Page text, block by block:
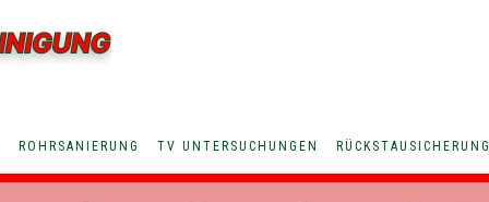
ROHRSANIERUNG TV UNTERSUCHUNGEN RÜCKSTAUSICHERUNG